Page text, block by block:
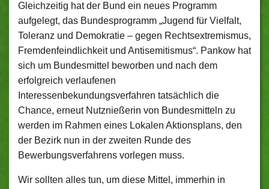
Gleichzeitig hat der Bund ein neues Programm
aufgelegt, das Bundesprogramm „Jugend für Vielfalt,
Toleranz und Demokratie – gegen Rechtsextremismus,
Fremdenfeindlichkeit und Antisemitismus“. Pankow hat
sich um Bundesmittel beworben und nach dem
erfolgreich verlaufenen
Interessenbekundungsverfahren tatsächlich die
Chance, erneut Nutznießerin von Bundesmitteln zu
werden im Rahmen eines Lokalen Aktionsplans, den
der Bezirk nun in der zweiten Runde des
Bewerbungsverfahrens vorlegen muss.
Wir sollten alles tun, um diese Mittel, immerhin in